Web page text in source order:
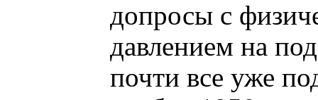
допросы с
давлением на
почти все уже